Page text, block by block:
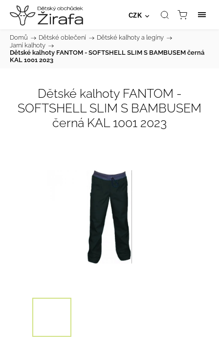
CZK
Domů / Dětské oblečení / Dětské kalhoty a legíny /
Jarní kalhoty /
Dětské kalhoty FANTOM - SOFTSHELL SLIM S BAMBUSEM černá
KAL 1001 2023
Dětské kalhoty FANTOM -
SOFTSHELL SLIM S BAMBUSEM
černá KAL 1001 2023